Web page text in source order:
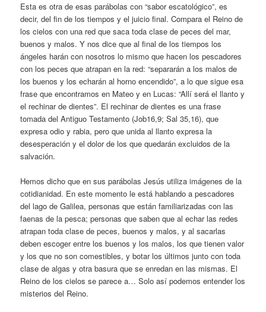
Esta es otra de esas parábolas con “sabor escatológico”, es
decir, del fin de los tiempos y el juicio final. Compara el Reino de
los cielos con una red que saca toda clase de peces del mar,
buenos y malos. Y nos dice que al final de los tiempos los
ángeles harán con nosotros lo mismo que hacen los pescadores
con los peces que atrapan en la red: “separarán a los malos de
los buenos y los echarán al horno encendido”, a lo que sigue esa
frase que encontramos en Mateo y en Lucas: “Allí será el llanto y
el rechinar de dientes”. El rechinar de dientes es una frase
tomada del Antiguo Testamento (Job16,9; Sal 35,16), que
expresa odio y rabia, pero que unida al llanto expresa la
desesperación y el dolor de los que quedarán excluidos de la
salvación.
Hemos dicho que en sus parábolas Jesús utiliza imágenes de la
cotidianidad. En este momento le está hablando a pescadores
del lago de Galilea, personas que están familiarizadas con las
faenas de la pesca; personas que saben que al echar las redes
atrapan toda clase de peces, buenos y malos, y al sacarlas
deben escoger entre los buenos y los malos, los que tienen valor
y los que no son comestibles, y botar los últimos junto con toda
clase de algas y otra basura que se enredan en las mismas. El
Reino de los cielos se parece a… Solo así podemos entender los
misterios del Reino.